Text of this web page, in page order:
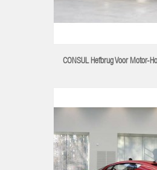
CONSUL Hefbrug Voor Motor-